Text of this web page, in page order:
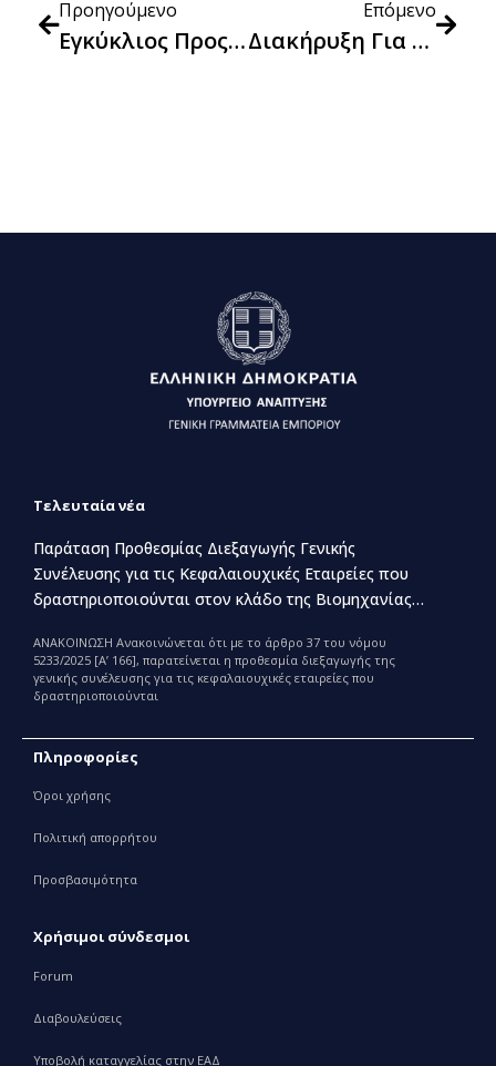
Προηγούμενο
Εγκύκλιος Προς Αναθέτουσες Αρχές Που Εντάσσονται Ως Αγοραστές Στις Συμφωνίες Πλαίσιο Που Προκηρύσσει Η Γενική Διεύθυνση Δημοσίων Συμβάσεων Ως ΕΚΑΑ
Επόμενο
Διακήρυξη Για Την Κεντρική Προμήθεια Επίπλων
Τελευταία νέα
Παράταση Προθεσμίας Διεξαγωγής Γενικής
Συνέλευσης για τις Κεφαλαιουχικές Εταιρείες που
δραστηριοποιούνται στον κλάδο της Βιομηχανίας
ΑΝΑΚΟΙΝΩΣΗ Ανακοινώνεται ότι με το άρθρο 37 του νόμου
5233/2025 [Α’ 166], παρατείνεται η προθεσμία διεξαγωγής της
γενικής συνέλευσης για τις κεφαλαιουχικές εταιρείες που
δραστηριοποιούνται
Πληροφορίες
Όροι χρήσης
Πολιτική απορρήτου
Προσβασιμότητα
Χρήσιμοι σύνδεσμοι
Forum
Διαβουλεύσεις
Υποβολή καταγγελίας στην ΕΑΔ